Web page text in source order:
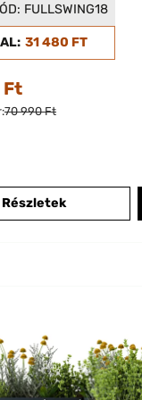
FULLSWING18
31 480 FT
Ft
70 990 Ft
Részletek